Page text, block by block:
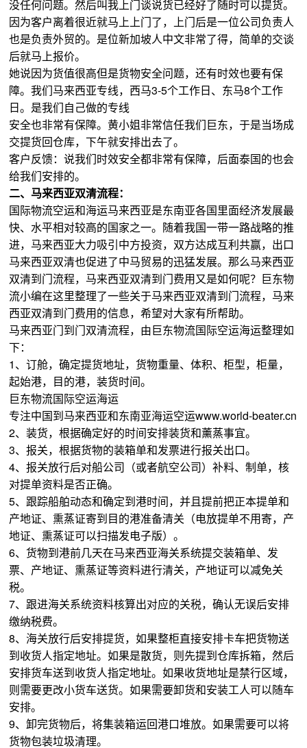
没任何问题。然后叫我上门谈说货已经好了随时可以提货。
因为客户离着很近就马上上门了，上门后是一位公司负责人
也是负责外贸的。是位新加坡人中文非常了得，简单的交谈
后就马上报价。
她说因为货值很高但是货物安全问题，还有时效也要有保
障。我们马来西亚专线，西马3-5个工作日、东马8个工作
日。是我们自己做的专线
安全也非常有保障。黄小姐非常信任我们巨东，于是当场成
交提货回仓库，下午就安排出去了。
客户反馈：说我们时效安全都非常有保障，后面泰国的也会
给我们安排的。
二、马来西亚双清流程：
国际物流空运和海运马来西亚是东南亚各国里面经济发展最
快、水平相对较高的国家之一。随着我国一带一路战略的推
进，马来西亚大力吸引中方投资，双方达成互利共赢，出口
马来西亚双清也促进了中马贸易的迅猛发展。那么马来西亚
双清到门流程，马来西亚双清到门费用又是如何呢？巨东物
流小编在这里整理了一些关于马来西亚双清到门流程，马来
西亚双清到门费用的信息，希望对大家有所帮助。
马来西亚门到门双清流程，由巨东物流国际空运海运整理如
下：
1、订舱，确定提货地址，货物重量、体积、柜型，柜量，
起始港，目的港，装货时间。
巨东物流国际空运海运
专注中国到马来西亚和东南亚海运空运www.world-beater.cn
2、装货，根据确定好的时间安排装货和薰蒸事宜。
3、报关，根据货物的装箱单和发票进行报关出口。
4、报关放行后对船公司（或者航空公司）补料、制单，核
对提单资料是否正确。
5、跟踪船舶动态和确定到港时间，并且提前把正本提单和
产地证、熏蒸证寄到目的港准备清关（电放提单不用寄，产
地证、熏蒸证可以扫描发电子版）。
6、货物到港前几天在马来西亚海关系统提交装箱单、发
票、产地证、熏蒸证等资料进行清关，产地证可以减免关
税。
7、跟进海关系统资料核算出对应的关税，确认无误后安排
缴纳税费。
8、海关放行后安排提货，如果整柜直接安排卡车把货物送
到收货人指定地址。如果是散货，则先提到仓库拆箱，然后
安排货车送到收货人指定地址。如果收货地址是禁行区域，
则需要更改小货车送货。如果需要卸货和安装工人可以随车
安排。
9、卸完货物后，将集装箱运回港口堆放。如果需要可以将
货物包装垃圾清理。